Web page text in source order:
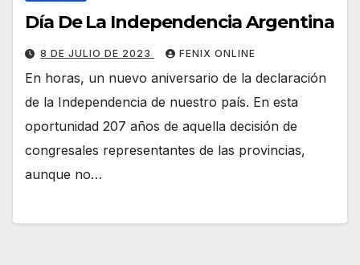
Día De La Independencia Argentina
8 DE JULIO DE 2023 FENIX ONLINE
En horas, un nuevo aniversario de la declaración
de la Independencia de nuestro país. En esta
oportunidad 207 años de aquella decisión de
congresales representantes de las provincias,
aunque no…